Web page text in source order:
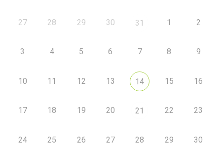
27 28 29 30 31 1 2
3 4 5 6 7 8 9
10 11 12 13 14 15 16
17 18 19 20 21 22 23
24 25 26 27 28 29 30